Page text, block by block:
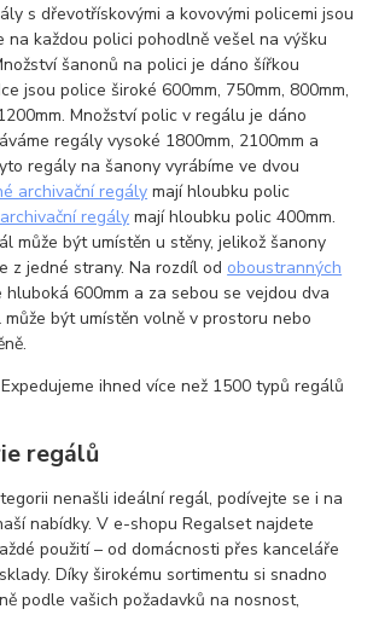
s dřevotřískovými a kovovými policemi jsou
na každou polici pohodlně vešel na výšku
šanonů na polici je dáno šířkou
jsou police široké 600mm, 750mm, 800mm,
Množství polic v regálu je dáno
regály vysoké 1800mm, 2100mm a
regály na šanony vyrábíme ve dvou
archivační regály mají hloubku polic
regály mají hloubku polic 400mm.
může být umístěn u stěny, jelikož šanony
z jedné strany. Na rozdíl od oboustranných
hluboká 600mm a za sebou se vejdou dva
být umístěn volně v prostoru nebo
ihned více než 1500 typů regálů
regálů
nenašli ideální regál, podívejte se i na
nabídky. V e-shopu Regalset najdete
použití – od domácnosti přes kanceláře
Díky širokému sortimentu si snadno
podle vašich požadavků na nosnost,